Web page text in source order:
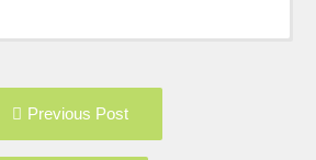
Previous Post
post: